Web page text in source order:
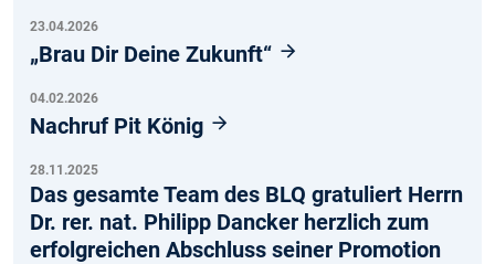
23.04.2026
„Brau Dir Deine Zukunft“
04.02.2026
Nachruf Pit König
28.11.2025
Das gesamte Team des BLQ gratuliert Herrn
Dr. rer. nat. Philipp Dancker herzlich zum
erfolgreichen Abschluss seiner Promotion